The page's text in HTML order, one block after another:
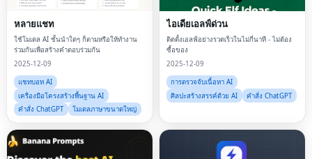
หลายแชท
ใช้โมเดล AI ชั้นนำใดๆ ก็ตามหรือให้ทำงาน
ร่วมกันเพื่อสร้างคำตอบร่วมกัน
2025-12-09
แชทบอท AI
เครื่องมือโครงสร้างพื้นฐาน AI
คำสั่ง ChatGPT
โมเดลภาษาขนาดใหญ่
ไอเดียเอลฟ์ด่วน
ติดตั้งเอลฟ์อย่างรวดเร็วในไม่กี่นาที - ไม่ต้อง
ซื้อของ
2025-12-09
การตรวจจับเนื้อหา AI
ศิลปะสร้างสรรค์ด้วย AI
คำสั่ง ChatGPT